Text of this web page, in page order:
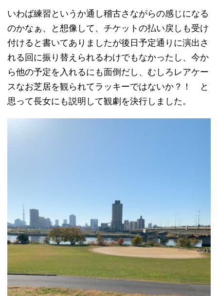
いわば練習というか通し稽古さながらの感じになる
のかなぁ、と想像して、チケットの払い戻しも受け
付けると書いてありましたが後日予定通りに演出さ
れる回に振り替えられるわけでもなかったし、今か
ら他の予定を入れるにも面倒だし、むしろレアケー
スなお芝居を観られてラッキーではないか？！ と
思って長女にも説明して観劇を決行しました。